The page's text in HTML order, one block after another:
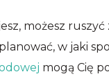
możesz
w jaki
mogą Cię